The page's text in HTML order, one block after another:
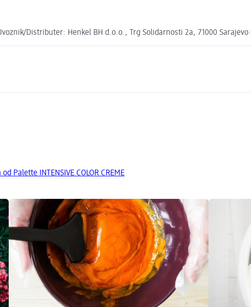
Distributer: Henkel BH d.o.o., Trg Solidarnosti 2a, 71000
Palette INTENSIVE COLOR CREME